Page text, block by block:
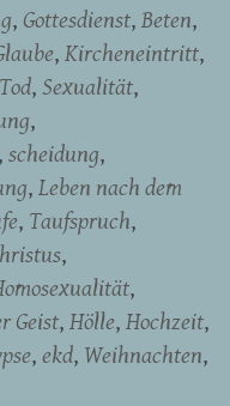
Gottesdienst Beten
Kircheneintritt
Tod Sexualität
scheidung
Leben nach dem
Taufspruch
Geist Hölle Hochzeit
ekd Weihnachten